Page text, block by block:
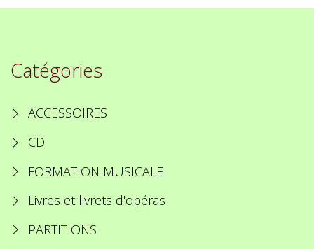
Catégories
ACCESSOIRES
CD
FORMATION MUSICALE
Livres et livrets d'opéras
PARTITIONS